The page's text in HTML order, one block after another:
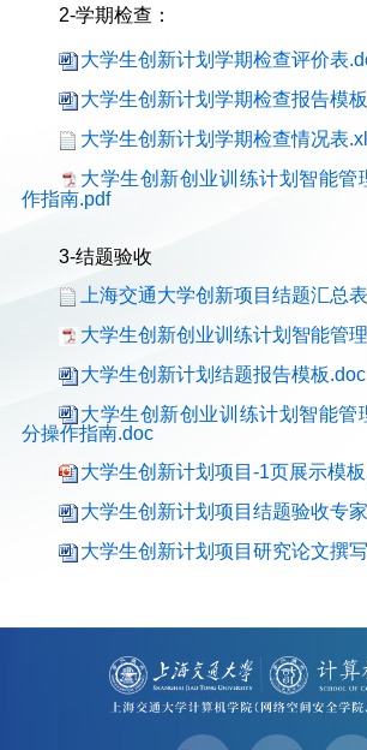
2-学期检查：
大学生创新计划学期检查评价表
大学生创新计划学期检查报告模
大学生创新计划学期检查情况表
大学生创新创业训练计划智能管
作指南.pdf
3-结题验收
上海交通大学创新项目结题汇总
大学生创新创业训练计划智能管
大学生创新计划结题报告模板.doc
大学生创新创业训练计划智能管
分操作指南.doc
大学生创新计划项目-1页展示模
大学生创新计划项目结题验收专
大学生创新计划项目研究论文撰